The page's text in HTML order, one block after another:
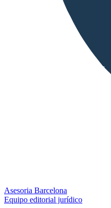
Asesoria Barcelona
Equipo editorial jurídico